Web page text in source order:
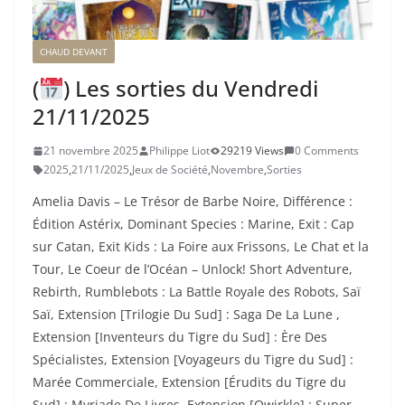
CHAUD DEVANT
(
) Les sorties du Vendredi
21/11/2025
21 novembre 2025 Philippe Liot 29219 Views
0 Comments
2025,21/11/2025,Jeux de Société,Novembre,Sorties
Amelia Davis – Le Trésor de Barbe Noire, Différence :
Édition Astérix, Dominant Species : Marine, Exit : Cap
sur Catan, Exit Kids : La Foire aux Frissons, Le Chat et la
Tour, Le Coeur de l’Océan – Unlock! Short Adventure,
Rebirth, Rumblebots : La Battle Royale des Robots, Saï
Saï, Extension [Trilogie Du Sud] : Saga De La Lune ,
Extension [Inventeurs du Tigre du Sud] : Ère Des
Spécialistes, Extension [Voyageurs du Tigre du Sud] :
Marée Commerciale, Extension [Érudits du Tigre du